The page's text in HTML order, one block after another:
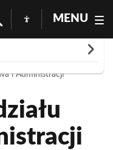
MENU
i Administracji